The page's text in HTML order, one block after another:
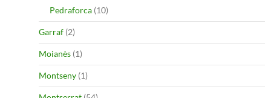
Pedraforca (10)
Garraf (2)
Moianès (1)
Montseny (1)